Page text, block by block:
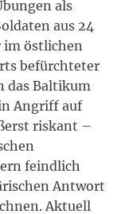
als
aus 24
im östlichen
befürchteter
das Baltikum
Angriff auf
riskant –
feindlich
Antwort
Aktuell